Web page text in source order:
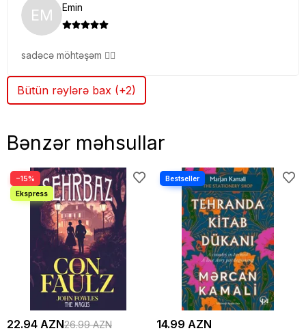
EM Emin
sadəcə möhtəşəm 👍🏻
Bütün rəylərə bax (+2)
Bənzər məhsullar
−15%
22.94 AZN26.99 AZN
14.99 AZN